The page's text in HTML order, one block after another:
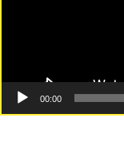
00:00